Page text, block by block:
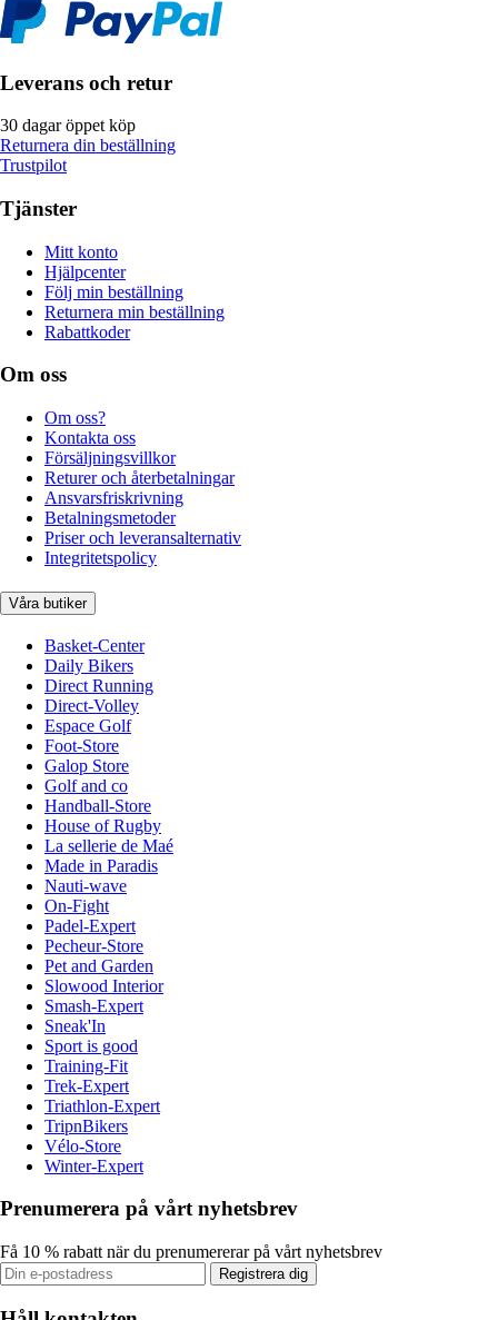
Leverans och retur
30 dagar öppet köp
Returnera din beställning
Trustpilot
Tjänster
Mitt konto
Hjälpcenter
Följ min beställning
Returnera min beställning
Rabattkoder
Om oss
Om oss?
Kontakta oss
Försäljningsvillkor
Returer och återbetalningar
Ansvarsfriskrivning
Betalningsmetoder
Priser och leveransalternativ
Integritetspolicy
Våra butiker
Basket-Center
Daily Bikers
Direct Running
Direct-Volley
Espace Golf
Foot-Store
Galop Store
Golf and co
Handball-Store
House of Rugby
La sellerie de Maé
Made in Paradis
Nauti-wave
On-Fight
Padel-Expert
Pecheur-Store
Pet and Garden
Slowood Interior
Smash-Expert
Sneak'In
Sport is good
Training-Fit
Trek-Expert
Triathlon-Expert
TripnBikers
Vélo-Store
Winter-Expert
Prenumerera på vårt nyhetsbrev
Få 10 % rabatt när du prenumererar på vårt nyhetsbrev
Registrera dig